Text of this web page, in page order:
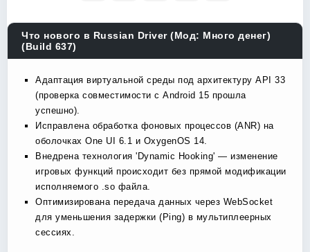
Что нового в Russian Driver (Мод: Много денег)
(Build 637)
Адаптация виртуальной среды под архитектуру API 33
(проверка совместимости с Android 15 прошла
успешно).
Исправлена обработка фоновых процессов (ANR) на
оболочках One UI 6.1 и OxygenOS 14.
Внедрена технология 'Dynamic Hooking' — изменение
игровых функций происходит без прямой модификации
исполняемого .so файла.
Оптимизирована передача данных через WebSocket
для уменьшения задержки (Ping) в мультиплеерных
сессиях.